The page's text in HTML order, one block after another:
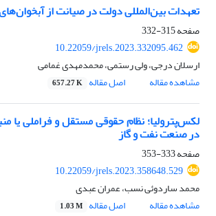
تعهدات بین‌المللی دولت در صیانت از
صفحه315-332
10.22059/jrels.2023.332095.462
ارسلان درجی، ولی رستمی، محمدمهدی غمامی
مشاهده مقاله
اصل مقاله 657.27 K
لکس‌پترولیا؛ نظام حقوقی مستقل و فراملی یا
در صنعت نفت و گاز
صفحه333-353
10.22059/jrels.2023.358648.529
محمد ساردوئی نسب، عمران عبدی
مشاهده مقاله
اصل مقاله 1.03 M